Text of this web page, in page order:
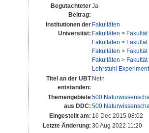
Begutachteter
Beitrag:
Ja
Institutionen der
Universität:
Fakultäten
Fakultäten >
Fakultäten >
Fakultäten >
Fakultäten >
Lehrstuhl
Titel an der UBT
entstanden:
Nein
Themengebiete
aus DDC:
500
500
Eingestellt am: 16 Dec 2015 08:02
Letzte Änderung: 30 Aug 2022 11:20